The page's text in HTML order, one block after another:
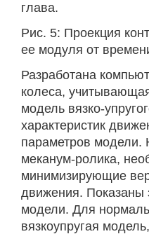
глава.
Рис. 5: Проекция
ее модуля от
Разработана
колеса,
модель вязко-
характеристик
параметров модели.
меканум-ролика,
минимизирующие
движения. Показаны
модели. Для
вязкоупругая